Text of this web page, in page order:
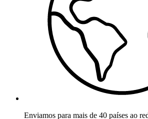
Enviamos para mais de 40 países ao